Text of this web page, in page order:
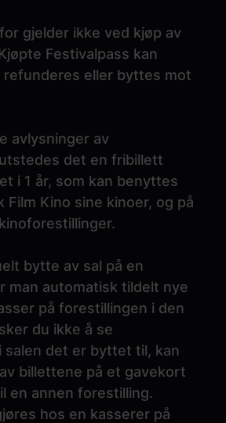
gjelder ikke ved kjøp av
Festivalpass kan
eller byttes mot
avlysninger av
det en fribillett
i 1 år, som kan benyttes
Film Kino sine kinoer, og på
bytte av sal på en
man automatisk tildelt nye
på forestillingen i den
du ikke å se
salen det er byttet til, kan
billettene på et gavekort
en annen forestilling.
hos en kasserer på